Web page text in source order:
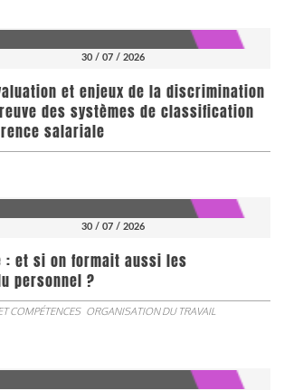
30 / 07 / 2026
et enjeux de la discrimination
des systèmes de classification
salariale
30 / 07 / 2026
: et si on formait aussi les
personnel ?
COMPÉTENCES ORGANISATION DU TRAVAIL